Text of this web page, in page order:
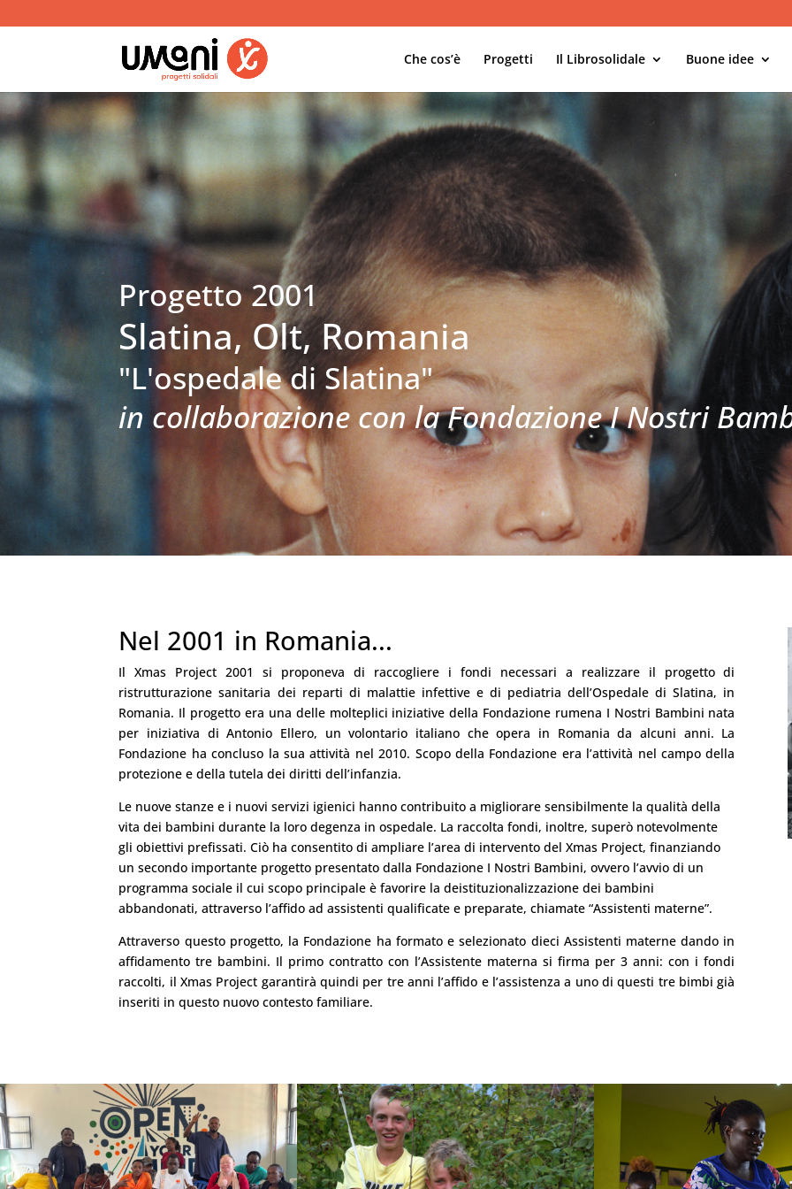
Che cos’è Progetti Il Librosolidale Buone idee
Progetto 2001
Slatina, Olt, Romania
"L'ospedale di Slatina"
in collaborazione con la Fondazione I Nostri
Nel 2001 in Romania...
Il Xmas Project 2001 si proponeva di raccogliere i fondi necessari a realizzare il progetto di
ristrutturazione sanitaria dei reparti di malattie infettive e di pediatria dell’Ospedale di Slatina, in
Romania. Il progetto era una delle molteplici iniziative della Fondazione rumena I Nostri Bambini nata
per iniziativa di Antonio Ellero, un volontario italiano che opera in Romania da alcuni anni. La
Fondazione ha concluso la sua attività nel 2010. Scopo della Fondazione era l’attività nel campo della
protezione e della tutela dei diritti dell’infanzia.
Le nuove stanze e i nuovi servizi igienici hanno contribuito a migliorare sensibilmente la qualità della
vita dei bambini durante la loro degenza in ospedale. La raccolta fondi, inoltre, superò notevolmente
gli obiettivi prefissati. Ciò ha consentito di ampliare l’area di intervento del Xmas Project, finanziando
un secondo importante progetto presentato dalla Fondazione I Nostri Bambini, ovvero l’avvio di un
programma sociale il cui scopo principale è favorire la deistituzionalizzazione dei bambini
abbandonati, attraverso l’affido ad assistenti qualificate e preparate, chiamate “Assistenti materne”.
Attraverso questo progetto, la Fondazione ha formato e selezionato dieci Assistenti materne dando in
affidamento tre bambini. Il primo contratto con l’Assistente materna si firma per 3 anni: con i fondi
raccolti, il Xmas Project garantirà quindi per tre anni l’affido e l’assistenza a uno di questi tre bimbi già
inseriti in questo nuovo contesto familiare.